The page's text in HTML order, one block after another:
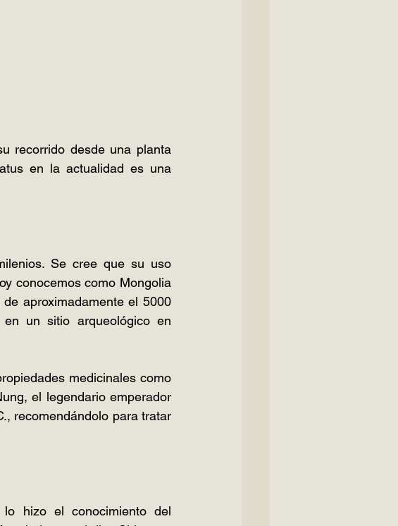
recorrido desde una planta
en la actualidad es una
Se cree que su uso
conocemos como Mongolia
aproximadamente el 5000
un sitio arqueológico en
medicinales como
el legendario emperador
recomendándolo para tratar
hizo el conocimiento del